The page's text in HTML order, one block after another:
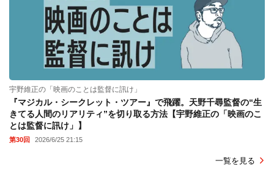
宇野維正の「映画のことは監督に訊け」
『マジカル・シークレット・ツアー』で飛躍。天野千尋監督の“生
きてる人間のリアリティ”を切り取る方法【宇野維正の「映画のこ
とは監督に訊け」】
第30回 2026/6/25 21:15
一覧を見る